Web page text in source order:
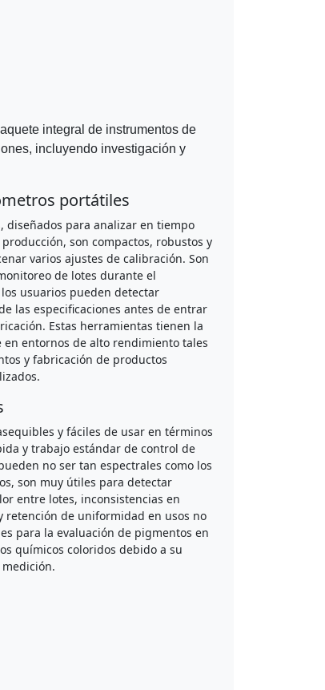
integral de instrumentos de
incluyendo investigación y
portátiles
diseñados para analizar en tiempo
son compactos, robustos y
varios ajustes de calibración. Son
de lotes durante el
usuarios pueden detectar
las especificaciones antes de entrar
Estas herramientas tienen la
en entornos de alto rendimiento tales
y fabricación de productos
y fáciles de usar en términos
y trabajo estándar de control de
no ser tan espectrales como los
son muy útiles para detectar
entre lotes, inconsistencias en
retención de uniformidad en usos no
para la evaluación de pigmentos en
químicos coloridos debido a su